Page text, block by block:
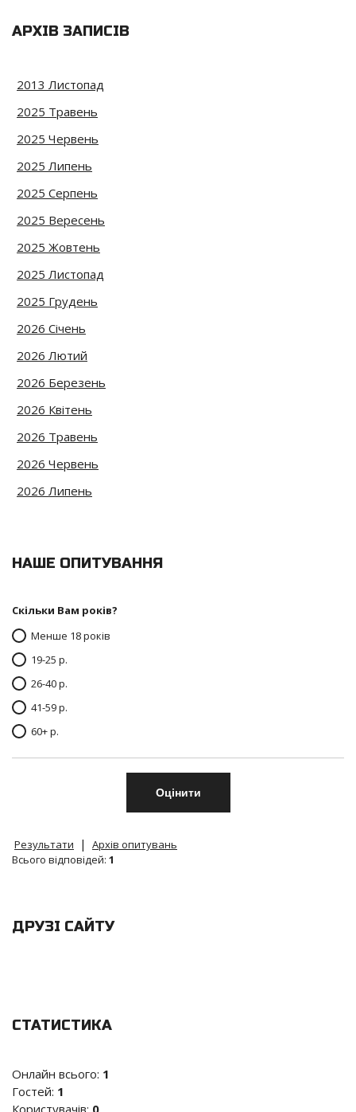
АРХІВ ЗАПИСІВ
2013 Листопад
2025 Травень
2025 Червень
2025 Липень
2025 Серпень
2025 Вересень
2025 Жовтень
2025 Листопад
2025 Грудень
2026 Січень
2026 Лютий
2026 Березень
2026 Квітень
2026 Травень
2026 Червень
2026 Липень
НАШЕ ОПИТУВАННЯ
Скільки Вам років?
Менше 18 років
19-25 р.
26-40 р.
41-59 р.
60+ р.
Результати |
Архів опитувань
Всього відповідей: 1
ДРУЗІ САЙТУ
СТАТИСТИКА
Онлайн всього: 1
Гостей: 1
Користувачів: 0